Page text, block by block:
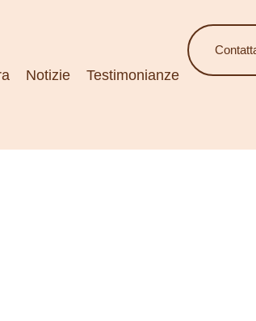
Notizie Testimonianze